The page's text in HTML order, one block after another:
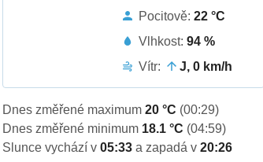
Pocitově:22 °C
Vlhkost:94 %
Vítr:
J, 0 km/h
Dnes změřené maximum20 °C (00:29)
Dnes změřené minimum 18.1 °C (04:59)
Slunce vychází v05:33a zapadá v20:26